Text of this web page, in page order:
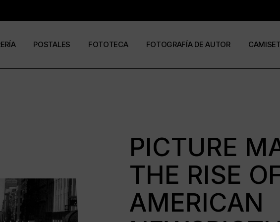
POSTALES FOTOTECA FOTOGRAFÍA DE AUTOR
PICTURE
THE RISE
AMERICAN